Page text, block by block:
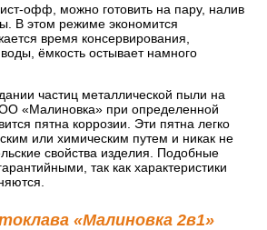
офф, можно готовить на пару, налив
В этом режиме экономится
время консервирования,
ёмкость остывает намного
частиц металлической пыли на
«Малиновка» при определенной
пятна коррозии. Эти пятна легко
или химическим путем и никак не
свойства изделия. Подобные
так как характеристики
«Малиновка 2в1»